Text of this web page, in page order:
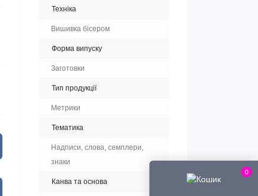
0
Техніка
Вишивка бісером
Форма випуску
Заготовки
Тип продукції
Метрики
Тематика
Надписи, слова, семплери,
знаки
Канва та основа